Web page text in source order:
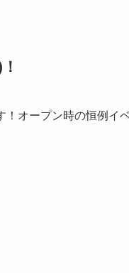
オープン時の恒例イ